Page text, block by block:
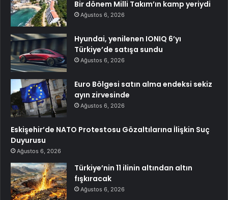
Bir dönem Milli Takım’ın kamp yeriydi
Ağustos 6, 2026
Hyundai, yenilenen IONIQ 6’yı
Türkiye’de satışa sundu
Ağustos 6, 2026
Euro Bölgesi satın alma endeksi sekiz
ayın zirvesinde
Ağustos 6, 2026
Eskişehir’de NATO Protestosu Gözaltılarına İlişkin Suç
Duyurusu
Ağustos 6, 2026
Türkiye’nin 11 ilinin altından altın
fışkıracak
Ağustos 6, 2026